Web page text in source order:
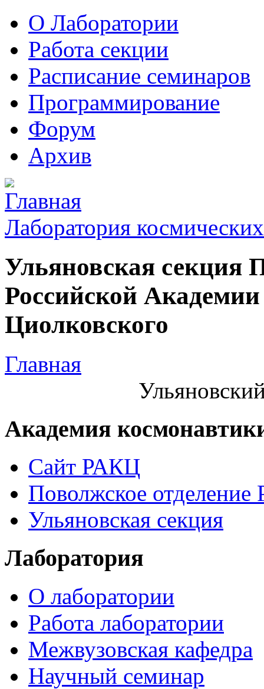
О Лаборатории
Работа секции
Расписание семинаров
Программирование
Форум
Архив
Лаборатория
Ульяновская секция
Российской
Циолковского
Главная
Академия
Сайт РАКЦ
Поволжское
Ульяновская секция
Лаборатория
О лаборатории
Работа лаборатории
Межвузовская кафедра
Научный семинар